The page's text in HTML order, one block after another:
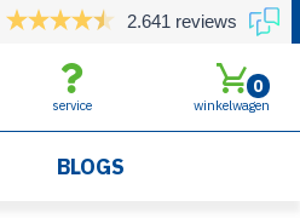
2.641 reviews
service winkelwagen
0
BLOGS